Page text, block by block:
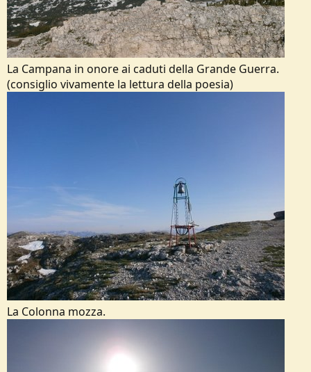
La Campana in onore ai caduti della Grande Guerra.
(consiglio vivamente la lettura della poesia)
La Colonna mozza.